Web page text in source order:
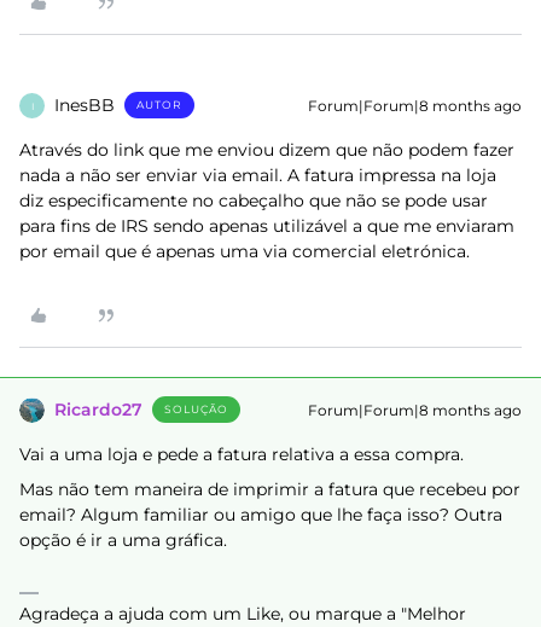
I InesBB AUTOR Forum|Forum|8 months ago
Através do link que me enviou dizem que não podem fazer
nada a não ser enviar via email. A fatura impressa na loja
diz especificamente no cabeçalho que não se pode usar
para fins de IRS sendo apenas utilizável a que me enviaram
por email que é apenas uma via comercial eletrónica.
Ricardo27 SOLUÇÃO Forum|Forum|8 months ago
Vai a uma loja e pede a fatura relativa a essa compra.
Mas não tem maneira de imprimir a fatura que recebeu por
email? Algum familiar ou amigo que lhe faça isso? Outra
opção é ir a uma gráfica.
Agradeça a ajuda com um Like, ou marque a "Melhor